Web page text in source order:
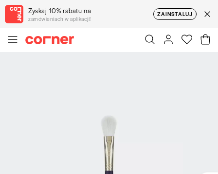
Zyskaj 10% rabatu na
zamówieniach w aplikacji!
ZAINSTALUJ